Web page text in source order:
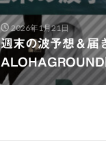
2026年1月21日
週末の波予想＆届
ALOHAGROUND